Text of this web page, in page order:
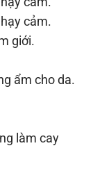
cảm.
giới.
ẩm cho da.
làm cay